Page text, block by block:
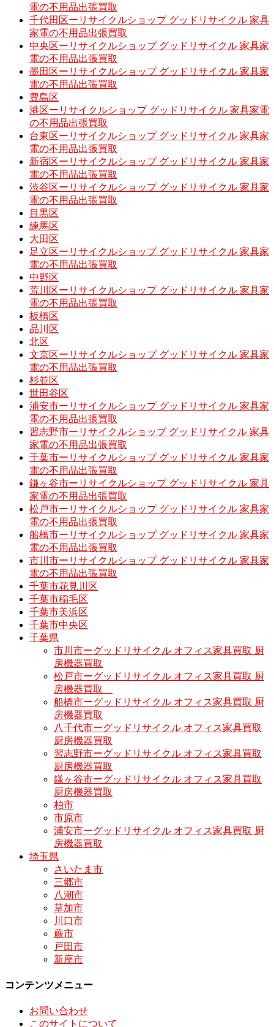
電の不用品出張買取
千代田区ーリサイクルショップ グッドリサイクル 家具
家電の不用品出張買取
中央区ーリサイクルショップ グッドリサイクル 家具家
電の不用品出張買取
墨田区ーリサイクルショップ グッドリサイクル 家具家
電の不用品出張買取
豊島区
港区ーリサイクルショップ グッドリサイクル 家具家電
の不用品出張買取
台東区ーリサイクルショップ グッドリサイクル 家具家
電の不用品出張買取
新宿区ーリサイクルショップ グッドリサイクル 家具家
電の不用品出張買取
渋谷区ーリサイクルショップ グッドリサイクル 家具家
電の不用品出張買取
目黒区
練馬区
大田区
足立区ーリサイクルショップ グッドリサイクル 家具家
電の不用品出張買取
中野区
荒川区ーリサイクルショップ グッドリサイクル 家具家
電の不用品出張買取
板橋区
品川区
北区
文京区ーリサイクルショップ グッドリサイクル 家具家
電の不用品出張買取
杉並区
世田谷区
浦安市ーリサイクルショップ グッドリサイクル 家具家
電の不用品出張買取
習志野市ーリサイクルショップ グッドリサイクル 家具
家電の不用品出張買取
千葉市ーリサイクルショップ グッドリサイクル 家具家
電の不用品出張買取
鎌ヶ谷市ーリサイクルショップ グッドリサイクル 家具
家電の不用品出張買取
松戸市ーリサイクルショップ グッドリサイクル 家具家
電の不用品出張買取
船橋市ーリサイクルショップ グッドリサイクル 家具家
電の不用品出張買取
市川市ーリサイクルショップ グッドリサイクル 家具家
電の不用品出張買取
千葉市花見川区
千葉市稲毛区
千葉市美浜区
千葉市中央区
千葉県
市川市ーグッドリサイクル オフィス家具買取 厨
房機器買取
松戸市ーグッドリサイクル オフィス家具買取 厨
房機器買取
船橋市ーグッドリサイクル オフィス家具買取 厨
房機器買取
八千代市ーグッドリサイクル オフィス家具買取
厨房機器買取
習志野市ーグッドリサイクル オフィス家具買取
厨房機器買取
鎌ヶ谷市ーグッドリサイクル オフィス家具買取
厨房機器買取
柏市
市原市
浦安市ーグッドリサイクル オフィス家具買取 厨
房機器買取
埼玉県
さいたま市
三郷市
八潮市
草加市
川口市
蕨市
戸田市
新座市
コンテンツメニュー
お問い合わせ
このサイトについて